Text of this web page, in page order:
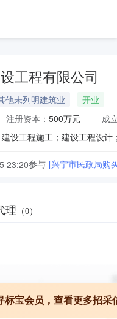
工程有限公司
他未列明建筑业
开业
注册资本： 500万元
成
23:20参与 [兴宁市民政局购
理 （0）
标宝会员，查看更多招采